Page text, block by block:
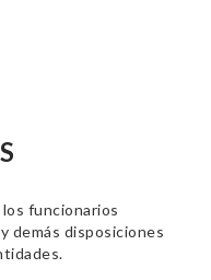
funcionarios
demás disposiciones